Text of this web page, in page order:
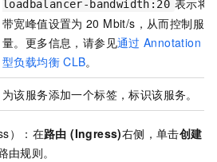
loadbalancer-bandwidth:20
带宽峰值设置为 20 Mbit/s，从而控制服
量。更多信息，请参见通过 Annotation
型负载均衡 CLB。
为该服务添加一个标签，标识该服务。
）：在路由 (Ingress)右侧，单击创建
由规则。